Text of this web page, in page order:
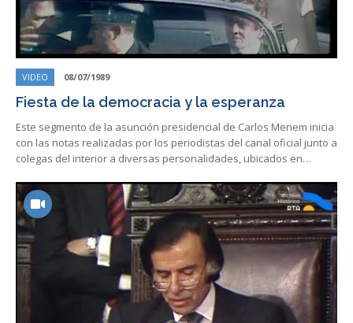
VIDEO 08/07/1989
Fiesta de la democracia y la esperanza
Este segmento de la asunción presidencial de Carlos Menem inicia
con las notas realizadas por los periodistas del canal oficial junto a
colegas del interior a diversas personalidades, ubicados en…